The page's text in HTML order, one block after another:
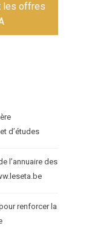
les offres
d’études
l’annuaire des
renforcer la